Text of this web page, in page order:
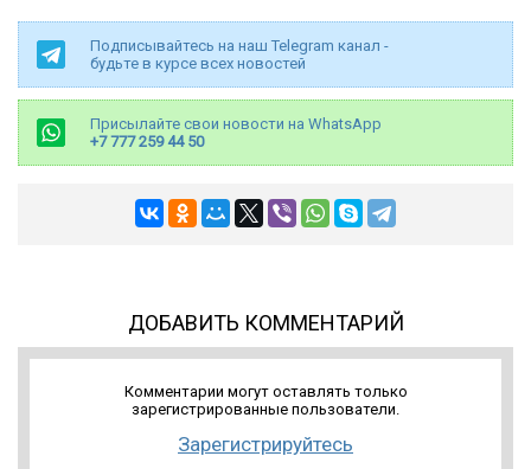
Подписывайтесь на наш Telegram канал -
будьте в курсе всех новостей
Присылайте свои новости на WhatsApp
+7 777 259 44 50
ДОБАВИТЬ КОММЕНТАРИЙ
Комментарии могут оставлять только
зарегистрированные пользователи.
Зарегистрируйтесь